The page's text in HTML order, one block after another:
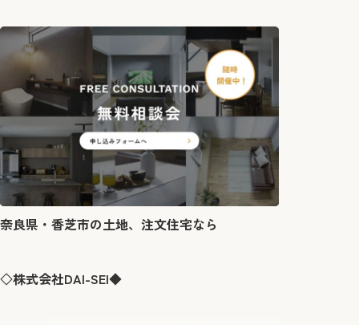
奈良県・香芝市の土地、注文住宅なら
◇株式会社DAI-SEI◆